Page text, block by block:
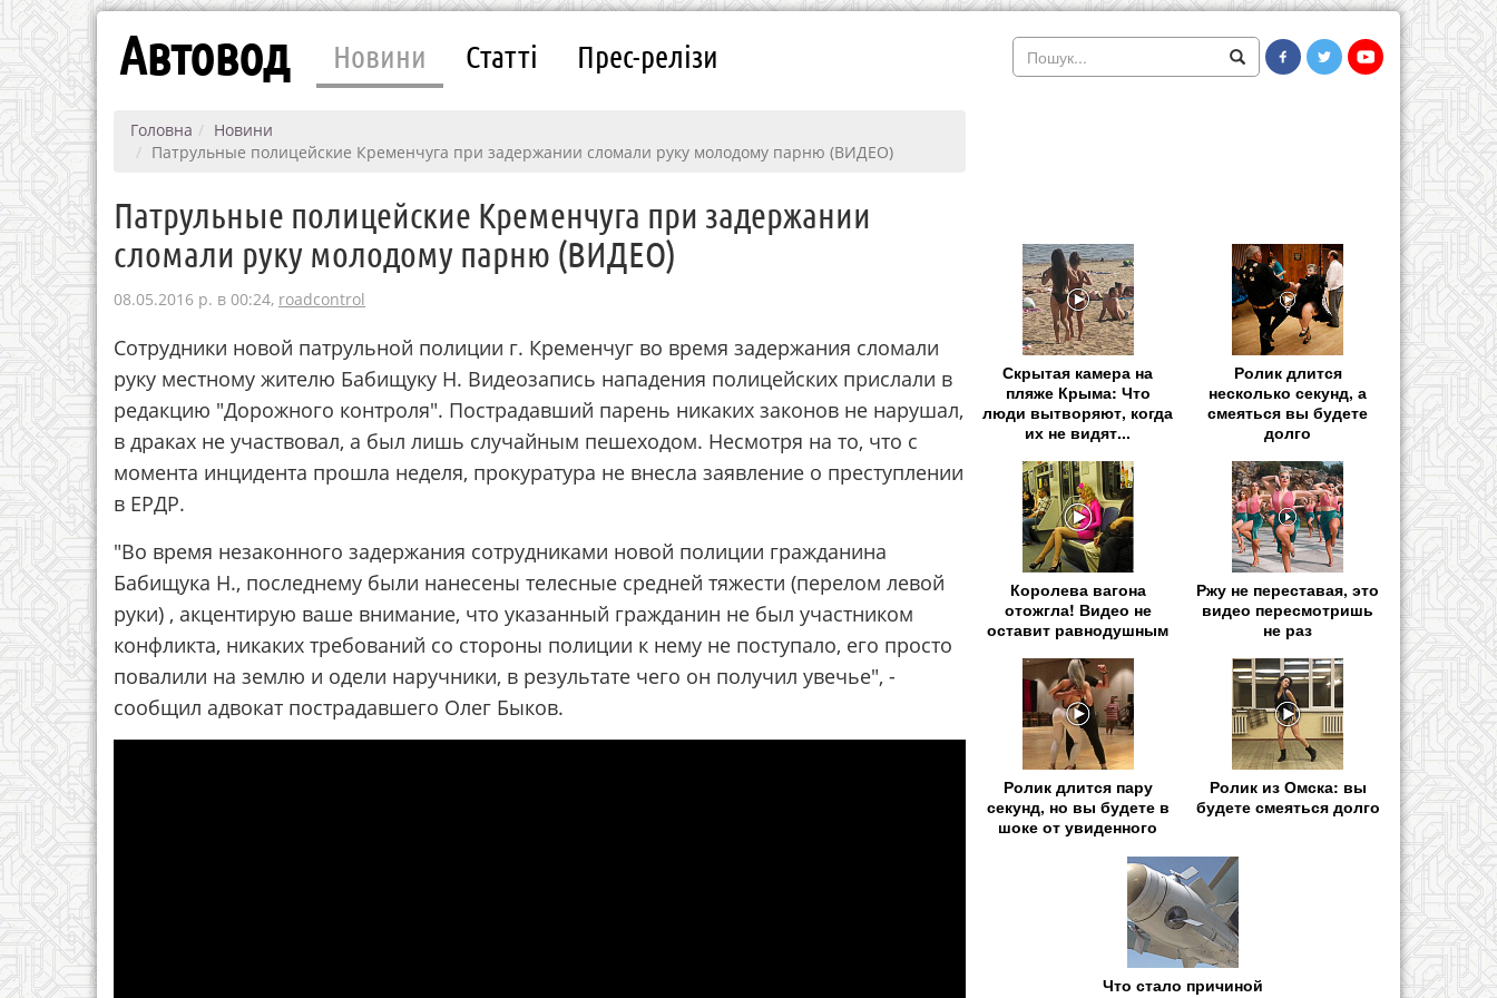
Автовод Новини Статті Прес-релізи
Головна
Новини
Патрульные полицейские Кременчуга при задержании сломали руку молодому парню (ВИДЕО)
Патрульные полицейские Кременчуга при задержании
сломали руку молодому парню (ВИДЕО)
08.05.2016 р. в 00:24, roadcontrol
Сотрудники новой патрульной полиции г. Кременчуг во время задержания сломали
руку местному жителю Бабищуку Н. Видеозапись нападения полицейских прислали в
редакцию "Дорожного контроля". Пострадавший парень никаких законов не нарушал,
в драках не участвовал, а был лишь случайным пешеходом. Несмотря на то, что с
момента инцидента прошла неделя, прокуратура не внесла заявление о преступлении
в ЕРДР.
"Во время незаконного задержания сотрудниками новой полиции гражданина
Бабищука Н., последнему были нанесены телесные средней тяжести (перелом левой
руки) , акцентирую ваше внимание, что указанный гражданин не был участником
конфликта, никаких требований со стороны полиции к нему не поступало, его просто
повалили на землю и одели наручники, в результате чего он получил увечье", -
сообщил адвокат пострадавшего Олег Быков.
Скрытая камера на
пляже Крыма: Что
люди вытворяют, когда
их не видят...
Ролик длится
несколько секунд, а
смеяться вы будете
долго
Королева вагона
отожгла! Видео не
оставит равнодушным
Ржу не переставая, это
видео пересмотришь
не раз
Ролик длится пару
секунд, но вы будете в
шоке от увиденного
Ролик из Омска: вы
будете смеяться долго
Что стало причиной